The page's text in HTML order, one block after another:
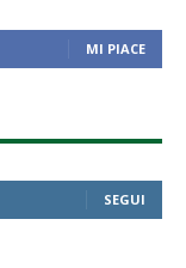
MI PIACE
SEGUI